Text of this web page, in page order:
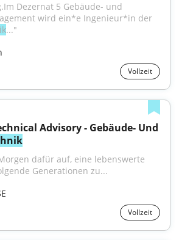
Dezernat 5 Gebäude- und
..."
Vollzeit
dafür auf, eine lebenswerte
Generationen zu...
Vollzeit